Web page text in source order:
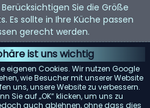
ist uns wichtig
eigenen Cookies. Wir nutzen Google
wie Besucher mit unserer Website
uns, unsere Website zu verbessern.
Sie auf „OK“ klicken, um uns zu
auch ablehnen, ohne dass dies
Berücksichtigen Sie die Größe
Es sollte in Ihre Küche passen
gerecht werden.
Geräte sparen nicht
sondern sind auch
Suchen Sie nach Geräten mit